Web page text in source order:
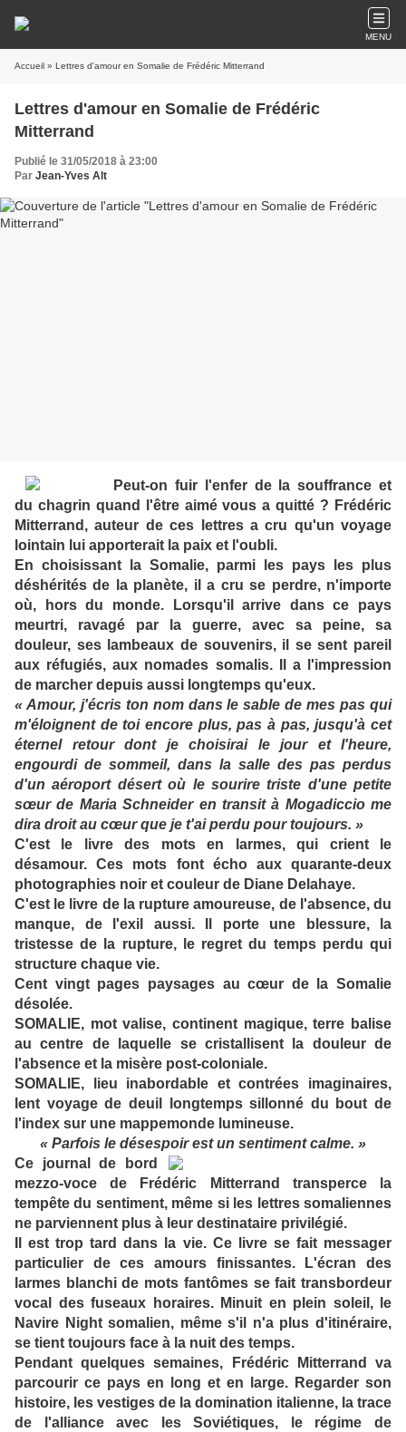
MENU
Accueil » Lettres d'amour en Somalie de Frédéric Mitterrand
Lettres d'amour en Somalie de Frédéric
Mitterrand
Publié le 31/05/2018 à 23:00
Par Jean-Yves Alt
Peut-on fuir l'enfer de la souffrance et
du chagrin quand l'être aimé vous a quitté ? Frédéric
Mitterrand, auteur de ces lettres a cru qu'un voyage
lointain lui apporterait la paix et l'oubli.
En choisissant la Somalie, parmi les pays les plus
déshérités de la planète, il a cru se perdre, n'importe
où, hors du monde. Lorsqu'il arrive dans ce pays
meurtri, ravagé par la guerre, avec sa peine, sa
douleur, ses lambeaux de souvenirs, il se sent pareil
aux réfugiés, aux nomades somalis. Il a l'impression
de marcher depuis aussi longtemps qu'eux.
« Amour, j'écris ton nom dans le sable de mes pas qui
m'éloignent de toi encore plus, pas à pas, jusqu'à cet
éternel retour dont je choisirai le jour et l'heure,
engourdi de sommeil, dans la salle des pas perdus
d'un aéroport désert où le sourire triste d'une petite
sœur de Maria Schneider en transit à Mogadiccio me
dira droit au cœur que je t'ai perdu pour toujours. »
C'est le livre des mots en larmes, qui crient le
désamour. Ces mots font écho aux quarante-deux
photographies noir et couleur de Diane Delahaye.
C'est le livre de la rupture amoureuse, de l'absence, du
manque, de l'exil aussi. Il porte une blessure, la
tristesse de la rupture, le regret du temps perdu qui
structure chaque vie.
Cent vingt pages paysages au cœur de la Somalie
désolée.
SOMALIE, mot valise, continent magique, terre balise
au centre de laquelle se cristallisent la douleur de
l'absence et la misère post-coloniale.
SOMALIE, lieu inabordable et contrées imaginaires,
lent voyage de deuil longtemps sillonné du bout de
l'index sur une mappemonde lumineuse.
« Parfois le désespoir est un sentiment calme. »
Ce journal de bord
mezzo-voce de Frédéric Mitterrand transperce la
tempête du sentiment, même si les lettres somaliennes
ne parviennent plus à leur destinataire privilégié.
Il est trop tard dans la vie. Ce livre se fait messager
particulier de ces amours finissantes. L'écran des
larmes blanchi de mots fantômes se fait transbordeur
vocal des fuseaux horaires. Minuit en plein soleil, le
Navire Night somalien, même s'il n'a plus d'itinéraire,
se tient toujours face à la nuit des temps.
Pendant quelques semaines, Frédéric Mitterrand va
parcourir ce pays en long et en large. Regarder son
histoire, les vestiges de la domination italienne, la trace
de l'alliance avec les Soviétiques, le régime de